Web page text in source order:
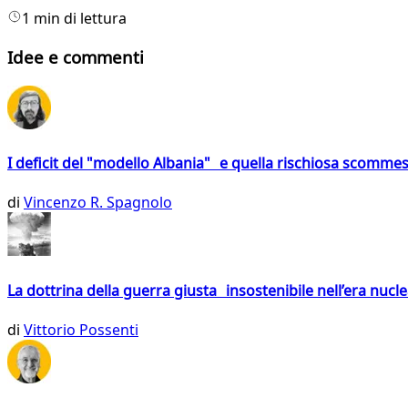
1 min di lettura
Idee e commenti
I deficit del "modello Albania" e quella rischiosa
di Vincenzo R. Spagnolo
La dottrina della guerra giusta insostenibile nell’era
di Vittorio Possenti